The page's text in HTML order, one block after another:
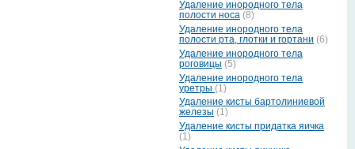
Удаление инородного тела
полости носа (8)
Удаление инородного тела
полости рта, глотки и гортани (6)
Удаление инородного тела
роговицы (5)
Удаление инородного тела
уретры (1)
Удаление кисты бартолиниевой
железы (1)
Удаление кисты придатка яичка
(1)